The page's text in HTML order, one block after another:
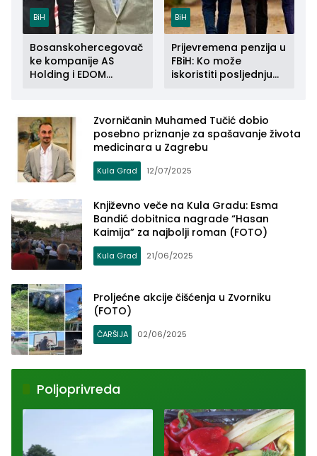
BiH
Bosanskohercegovač
ke kompanije AS
Holding i EDOM
BiH
Prijevremena penzija u
FBiH: Ko može
iskoristiti posljednju
Zvorničanin Muhamed Tučić dobio
posebno priznanje za spašavanje života
medicinara u Zagrebu
Kula Grad 12/07/2025
Književno veče na Kula Gradu: Esma
Bandić dobitnica nagrade “Hasan
Kaimija” za najbolji roman (FOTO)
Kula Grad 21/06/2025
Proljećne akcije čišćenja u Zvorniku
(FOTO)
ČARŠIJA 02/06/2025
Poljoprivreda